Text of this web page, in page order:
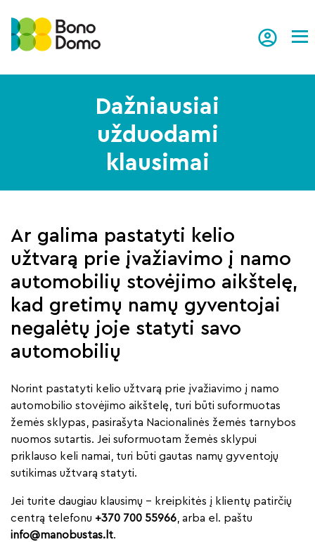
Dažniausiai
užduodami
klausimai
Ar galima pastatyti kelio
užtvarą prie įvažiavimo į namo
automobilių stovėjimo aikštelę,
kad gretimų namų gyventojai
negalėtų joje statyti savo
automobilių
Norint pastatyti kelio užtvarą prie įvažiavimo į namo
automobilio stovėjimo aikštelę, turi būti suformuotas
žemės sklypas, pasirašyta Nacionalinės žemės tarnybos
nuomos sutartis. Jei suformuotam žemės sklypui
priklauso keli namai, turi būti gautas namų gyventojų
sutikimas užtvarą statyti.
Jei turite daugiau klausimų – kreipkitės į klientų patirčių
centrą telefonu +370 700 55966, arba el. paštu
info@manobustas.lt.